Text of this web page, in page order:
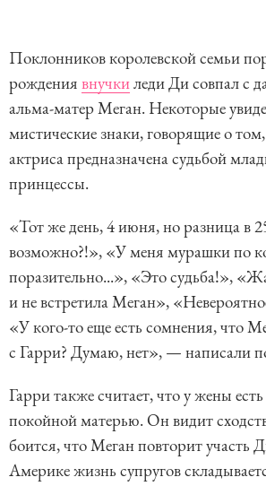
Поклонников королевской семьи
рождения внучкиледи Ди совпал с
альма-матер Меган. Некоторые
мистические знаки, говорящие о
актриса предназначена судьбой
принцессы.
«Тот же день, 4 июня, но разница в
возможно?!», «У меня мурашки по
поразительно...», «Это судьба!»,
и не встретила Меган»,
«У кого-то еще есть сомнения, что
с Гарри? Думаю, нет», — написали
Гарри также считает, что у жены есть
покойной матерью. Он видит
боится, что Меган повторит участь
Америке жизнь супругов